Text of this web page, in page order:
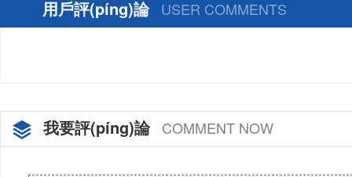
用戶評(píng)論 USER COMMENTS
我要評(píng)論 COMMENT NOW